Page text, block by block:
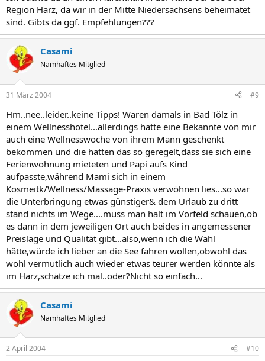
Region Harz, da wir in der Mitte Niedersachsens beheimatet
sind. Gibts da ggf. Empfehlungen???
Casami
Namhaftes Mitglied
31 März 2004 #9
Hm..nee..leider..keine Tipps! Waren damals in Bad Tölz in
einem Wellnesshotel...allerdings hatte eine Bekannte von mir
auch eine Wellnesswoche von ihrem Mann geschenkt
bekommen und die hatten das so geregelt,dass sie sich eine
Ferienwohnung mieteten und Papi aufs Kind
aufpasste,während Mami sich in einem
Kosmeitk/Wellness/Massage-Praxis verwöhnen lies...so war
die Unterbringung etwas günstiger& dem Urlaub zu dritt
stand nichts im Wege....muss man halt im Vorfeld schauen,ob
es dann in dem jeweiligen Ort auch beides in angemessener
Preislage und Qualität gibt...also,wenn ich die Wahl
hätte,würde ich lieber an die See fahren wollen,obwohl das
wohl vermutlich auch wieder etwas teurer werden könnte als
im Harz,schätze ich mal..oder?Nicht so einfach...
Casami
Namhaftes Mitglied
2 April 2004 #10